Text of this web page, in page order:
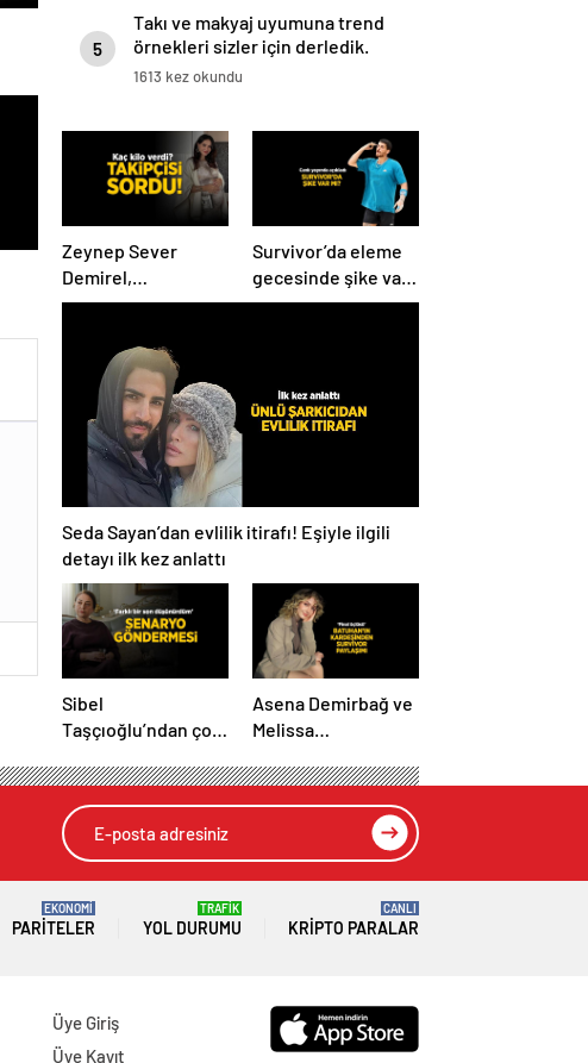
5
Takı ve makyaj uyumuna trend
örnekleri sizler için derledik.
1613 kez okundu
Zeynep Sever
Demirel,
hamilelikten sonra
açıkladı! ‘Yaza kadar
bakacağız artık’
Survivor’da eleme
gecesinde şike var
mı? Yiğit Poyraz
Seda Sayan’dan evlilik itirafı! Eşiyle ilgili
detayı ilk kez anlattı
Sibel
Taşçıoğlu’ndan çok
senaryo
göndermesi! ‘Farklı
bir son
düşünürdüm’
Asena Demirbağ ve
Melissa
final üçlüsü
paylaşımı
PARITELER
EKONOMİ
YOL DURUMU
TRAFİK
KRIPTO PARALAR
CANLI
Üye Giriş
Üye Kayıt